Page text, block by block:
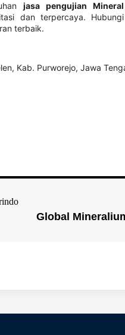
jasa pengujian Mineral
dan terpercaya.
terbaik.
Kab. Purworejo, Jawa
Global